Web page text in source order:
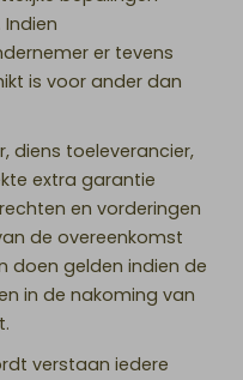
er tevens
is voor ander dan
toeleverancier,
extra garantie
en vorderingen
de overeenkomst
doen gelden indien de
in de nakoming van
verstaan iedere